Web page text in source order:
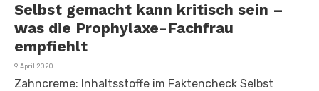
Selbst gemacht kann kritisch sein –
was die Prophylaxe-Fachfrau
empfiehlt
Veröffentlicht
9. April 2020
Zahncreme: Inhaltsstoffe im Faktencheck Selbst